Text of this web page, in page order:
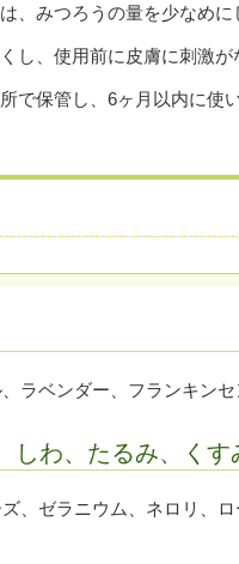
、みつろうの量を少なめに
し、使用前に皮膚に刺激が
で保管し、6ヶ月以内に使
ラベンダー、フランキン
しわ、たるみ、くす
、ゼラニウム、ネロリ、